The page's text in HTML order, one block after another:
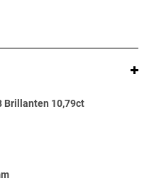
Brillanten 10,79ct